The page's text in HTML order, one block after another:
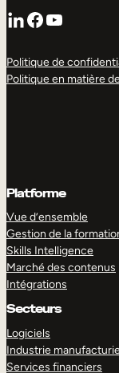
LinkedIn
Facebook
YouTube
Politique de
Politique en matière
Platforme
Vue d’ensemble
Gestion de la
Skills Intelligence
Marché des contenus
Intégrations
Secteurs
Logiciels
Industrie
Services financiers